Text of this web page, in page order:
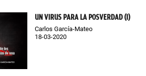
UN VIRUS PARA LA POSVERDAD (I)
Carlos García-Mateo
18-03-2020